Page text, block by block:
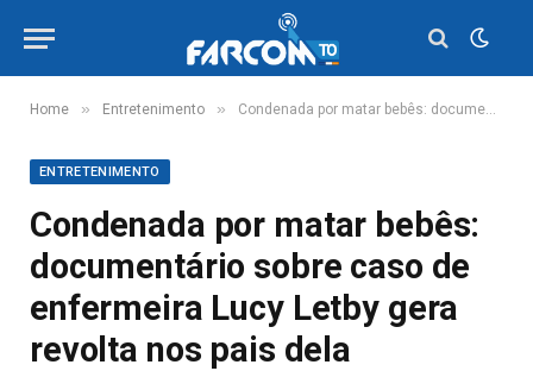
Home » Entretenimento » Condenada por matar bebês: documentário sobre caso de enfermeira Lucy Letby gera revolta nos pais dela
ENTRETENIMENTO
Condenada por matar bebês:
documentário sobre caso de
enfermeira Lucy Letby gera
revolta nos pais dela